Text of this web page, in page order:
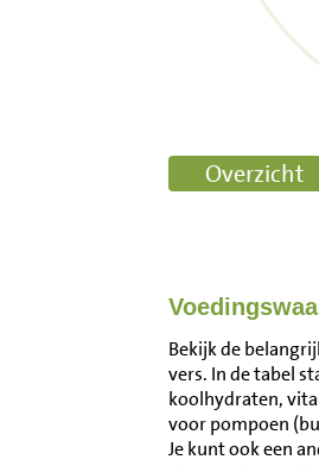
Bekijk de
vers. In de tabel
koolhydraten,
voor pompoen
Je kunt ook een